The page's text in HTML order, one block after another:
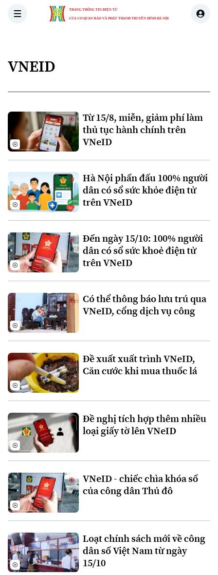
TRANG THÔNG TIN ĐIỆN TỬ
CỦA CƠ QUAN BÁO VÀ PHÁT THANH TRUYỀN HÌNH HÀ NỘI
Xu hướng
Chuyên mục
Thời sự
Hà Nội
Chính trị
An ninh trật tự
Công nghệ
Hà Nội
Nhịp sống Hà Nội
Người Hà Nội
Khoảnh khắc Hà Nội
Thế giới
Tin tức
Quân sự
Kinh tế
Tin tức
Nhà đất
VNEID
Từ 15/8, miễn, giảm phí làm
thủ tục hành chính trên
VNeID
Hà Nội phấn đấu 100% người
dân có sổ sức khỏe điện tử
trên VNeID
Đến ngày 15/10: 100% người
dân có sổ sức khoẻ điện tử
trên VNeID
Có thể thông báo lưu trú qua
VNeID, cổng dịch vụ công
Đề xuất xuất trình VNeID,
Căn cước khi mua thuốc lá
Đề nghị tích hợp thêm nhiều
loại giấy tờ lên VNeID
VNeID - chiếc chìa khóa số
của công dân Thủ đô
Loạt chính sách mới về công
dân số Việt Nam từ ngày
15/10